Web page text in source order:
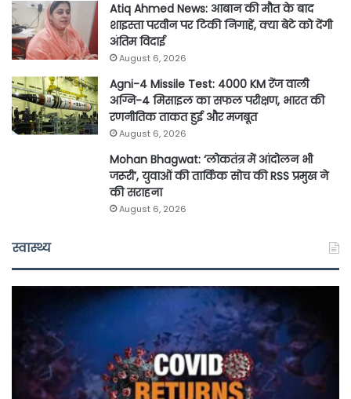
Atiq Ahmed News: आबान की मौत के बाद
शाइस्ता परवीन पर टिकी निगाहें, क्या बेटे को देंगी
अंतिम विदाई
August 6, 2026
Agni-4 Missile Test: 4000 KM रेंज वाली
अग्नि-4 मिसाइल का सफल परीक्षण, भारत की
रणनीतिक ताकत हुई और मजबूत
August 6, 2026
Mohan Bhagwat: ‘लोकतंत्र में आंदोलन भी
जरूरी’, युवाओं की तार्किक सोच की RSS प्रमुख ने
की सराहना
August 6, 2026
स्वास्थ्य